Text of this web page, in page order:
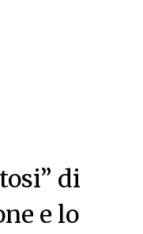
di
e lo